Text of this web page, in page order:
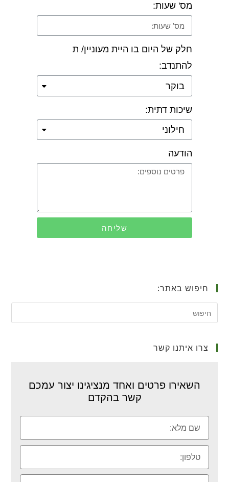
מס' שעות:
חלק של היום בו היית מעוניין/ ת
להתנדב:
שיכות דתית:
הודעה
שליחה
חיפוש באתר:
צרו איתנו קשר
השאירו פרטים ואחד מנציגינו יצור עמכם
קשר בהקדם